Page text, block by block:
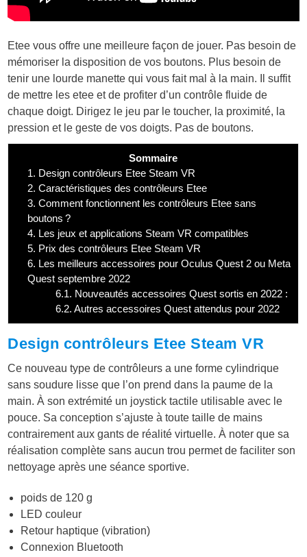
Etee vous offre une meilleure façon de jouer. Pas besoin de
mémoriser la disposition de vos boutons. Plus besoin de
tenir une lourde manette qui vous fait mal à la main. Il suffit
de mettre les etee et de profiter d’un contrôle fluide de
chaque doigt. Dirigez le jeu par le toucher, la proximité, la
pression et le geste de vos doigts. Pas de boutons.
Sommaire
1. Design contrôleurs Etee Steam VR
2. Caractéristiques des contrôleurs Etee
3. Comment fonctionnent les contrôleurs Etee sans
boutons ?
4. Les jeux et applications Steam VR compatibles
5. Prix des contrôleurs Etee Steam VR
6. Les meilleurs accessoires pour Oculus Quest 2 ou Meta
Quest septembre 2022
6.1. Nouveautés accessoires Quest sortis en 2022 :
6.2. Autres accessoires Quest attendus pour 2022
Design contrôleurs Etee Steam VR
Ce nouveau type de contrôleurs a une forme cylindrique
sans soudure lisse que l’on prend dans la paume de la
main. À son extrémité un joystick tactile utilisable avec le
pouce. Sa conception s’ajuste à toute taille de mains
contrairement aux gants de réalité virtuelle. À noter que sa
réalisation complète sans aucun trou permet de faciliter son
nettoyage après une séance sportive.
poids de 120 g
LED couleur
Retour haptique (vibration)
Connexion Bluetooth